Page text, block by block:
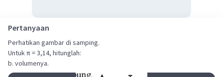
Pertanyaan
Perhatikan gambar di samping.
Untuk π = 3,14, hitunglah:
b. volumenya.